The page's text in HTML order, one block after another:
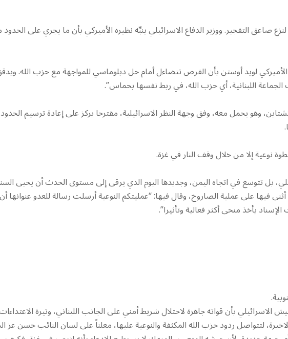
صاعق التفجير. ووزير الدفاع الاسرائيلي ينبِّه نظيره الأميركي بأن ما يجري على
الأميركي لويد أوستن بأن الفرص تتضاءل أمام حل دبلوماسي للمواجهة مع حزب الله.
اللبنانية، أي حزب الله، في ربط نفسها بحماس”.
وهو يحمل معه، وفق وجهة النظر الاسرائيلية، مقترحا يركز على إعادة ترسيم الحدود
نوعية إلا من خلال وقف النار في غزة.
بل تتوسع في اتجاه اليمن، وجديدها اليوم الذي يرقى إلى مستوى الحدث أن يحيى
فيها على عملية الصاروخ، وقال فيها: “عمليتكم النوعية أرسلت رسالة للعدو عنوانها أن
يأخذ منحى أكثر فعالية وتأثيرا”.
الاسرائيلي بأن قواته جاهزة لاحتلال شريط أمني على الجانب اللبناني، وتيرة
لتتواصل ردود حزب الله المكثفة والنوعية عليها، معلناً على لسان النائب حسن عز